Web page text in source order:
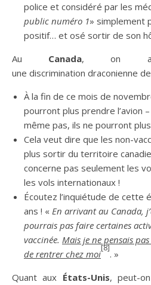
police et considéré par les
public numéro 1» simplement
positif… et osé sortir de son
Au Canada, on
une discrimination draconienne
À la fin de ce mois de
pourront plus prendre l’avion
même pas, ils ne pourront
Cela veut dire que les non-
plus sortir du territoire
concerne pas seulement les
les vols internationaux !
Écoutez l’inquiétude de cette
ans ! « En arrivant au Canada,
pourrais pas faire certaines
vaccinée. Mais je ne pensais
de rentrer chez moi
[8]
. »
Quant aux États-Unis, peut-